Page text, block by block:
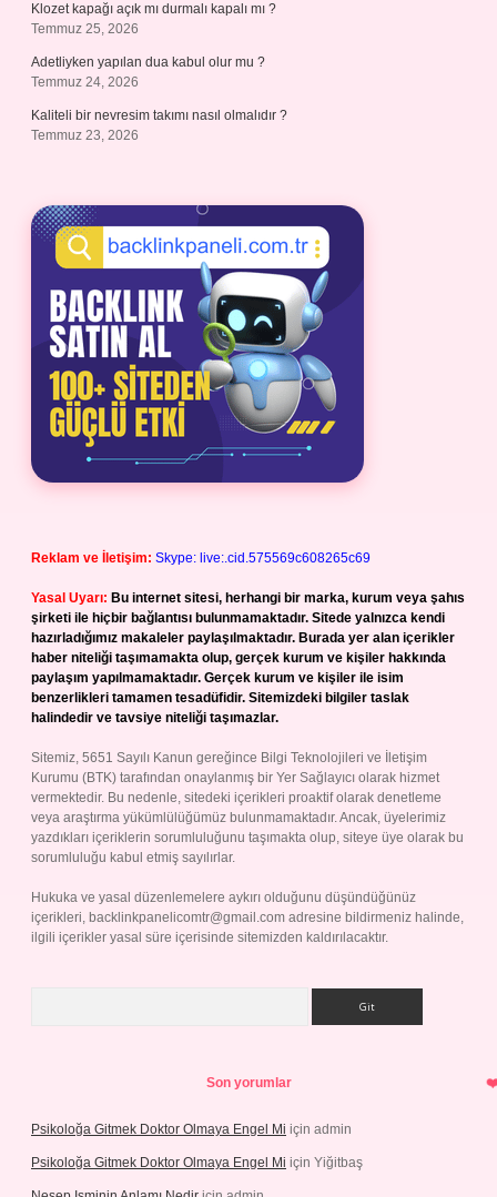
Klozet kapağı açık mı durmalı kapalı mı ?
Temmuz 25, 2026
Adetliyken yapılan dua kabul olur mu ?
Temmuz 24, 2026
Kaliteli bir nevresim takımı nasıl olmalıdır ?
Temmuz 23, 2026
Reklam ve İletişim: Skype: live:.cid.575569c608265c69
Yasal Uyarı: Bu internet sitesi, herhangi bir marka, kurum veya şahıs
şirketi ile hiçbir bağlantısı bulunmamaktadır. Sitede yalnızca kendi
hazırladığımız makaleler paylaşılmaktadır. Burada yer alan içerikler
haber niteliği taşımamakta olup, gerçek kurum ve kişiler hakkında
paylaşım yapılmamaktadır. Gerçek kurum ve kişiler ile isim
benzerlikleri tamamen tesadüfidir. Sitemizdeki bilgiler taslak
halindedir ve tavsiye niteliği taşımazlar.
Sitemiz, 5651 Sayılı Kanun gereğince Bilgi Teknolojileri ve İletişim
Kurumu (BTK) tarafından onaylanmış bir Yer Sağlayıcı olarak hizmet
vermektedir. Bu nedenle, sitedeki içerikleri proaktif olarak denetleme
veya araştırma yükümlülüğümüz bulunmamaktadır. Ancak, üyelerimiz
yazdıkları içeriklerin sorumluluğunu taşımakta olup, siteye üye olarak bu
sorumluluğu kabul etmiş sayılırlar.
Hukuka ve yasal düzenlemelere aykırı olduğunu düşündüğünüz
içerikleri, backlinkpanelicomtr@gmail.com adresine bildirmeniz halinde,
ilgili içerikler yasal süre içerisinde sitemizden kaldırılacaktır.
Son yorumlar
Psikoloğa Gitmek Doktor Olmaya Engel Mi için admin
Psikoloğa Gitmek Doktor Olmaya Engel Mi için Yiğitbaş